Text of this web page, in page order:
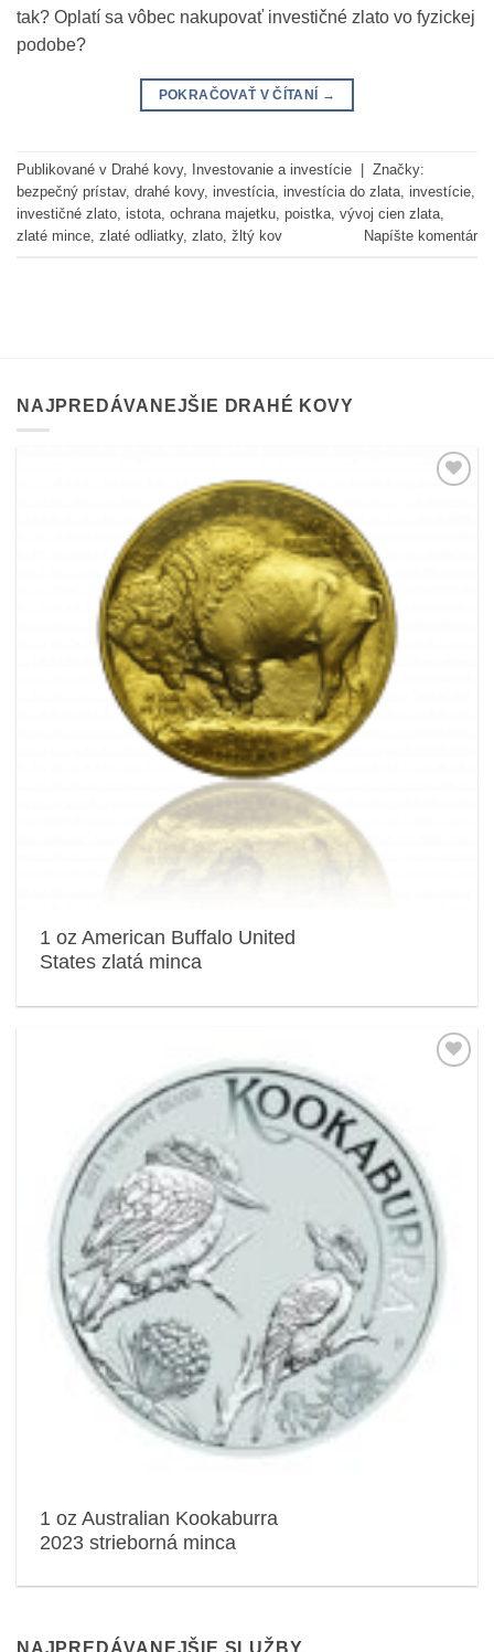
tak? Oplatí sa vôbec nakupovať investičné zlato vo fyzickej
podobe?
POKRAČOVAŤ V ČÍTANÍ →
Publikované v Drahé kovy, Investovanie a investície
Značky:
bezpečný prístav, drahé kovy, investícia, investícia do zlata, investície,
investičné zlato, istota, ochrana majetku, poistka, vývoj cien zlata,
zlaté mince, zlaté odliatky, zlato, žltý kov Napíšte komentár
NAJPREDÁVANEJŠIE DRAHÉ KOVY
1 oz American Buffalo United
States zlatá minca
1 oz Australian Kookaburra
2023 strieborná minca
NAJPREDÁVANEJŠIE SLUŽBY